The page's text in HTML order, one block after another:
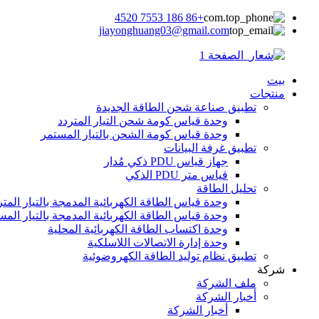
+86 186 7553 4520
jiayonghuang03@gmail.com
بيت
منتجات
تطبيق صناعة شحن الطاقة الجديدة
وحدة قياس كومة شحن التيار المتردد
وحدة قياس كومة الشحن بالتيار المستمر
تطبيق غرفة البيانات
جهاز قياس PDU ذكي مُدار
قياس متر PDU الذكي
تحليل الطاقة
وحدة قياس الطاقة الكهربائية المدمجة بالتيار
وحدة قياس الطاقة الكهربائية المدمجة بالتيار
وحدة اكتساب الطاقة الكهربائية المحلية
وحدة إدارة الاتصالات اللاسلكية
تطبيق نظام توليد الطاقة الكهروضوئية
شركة
ملف الشركة
أخبار الشركة
أخبار الشركة